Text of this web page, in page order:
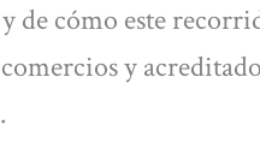
de cómo este
y